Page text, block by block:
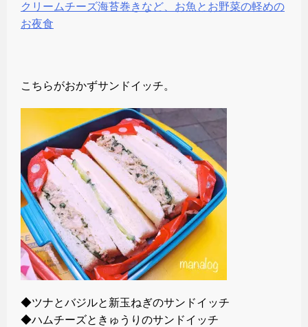
クリームチーズ海苔巻きなど、お魚とお野菜の軽めの
お夜食
こちらがおかずサンドイッチ。
◆ツナとバジルと新玉ねぎのサンドイッチ
◆ハムチーズときゅうりのサンドイッチ